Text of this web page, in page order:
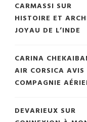
CARMASSI SUR
HISTOIRE ET
JOYAU DE L’INDE
CARINA
AIR CORSICA
COMPAGNIE
DEVARIEUX SUR